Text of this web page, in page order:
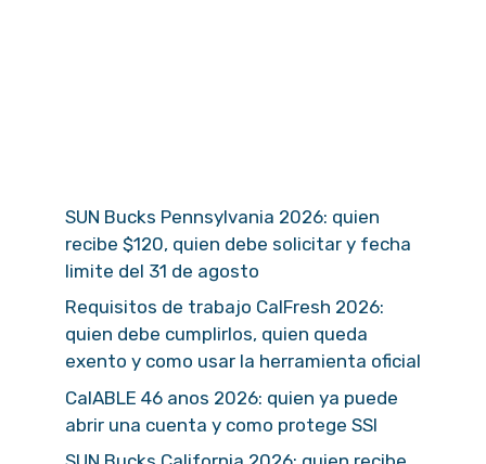
SUN Bucks Pennsylvania 2026: quien
recibe $120, quien debe solicitar y fecha
limite del 31 de agosto
Requisitos de trabajo CalFresh 2026:
quien debe cumplirlos, quien queda
exento y como usar la herramienta oficial
CalABLE 46 anos 2026: quien ya puede
abrir una cuenta y como protege SSI